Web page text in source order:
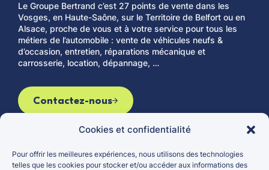
Cookies et confidentialité
Pour offrir les meilleures expériences, nous utilisons des technologies
telles que les cookies pour stocker et/ou accéder aux informations des
Le Groupe Bertrand c’est 27 points de vente dans les
Vosges, en Haute-Saône, sur le Territoire de Belfort ou en
Alsace, proche de vous et à votre service pour tous les
métiers de l’automobile : vente de véhicules neufs &
d’occasion, entretien, réparations mécanique et
carrosserie, location, dépannage, …
Contactez-nous
Le groupe
Véhicules d’occasion